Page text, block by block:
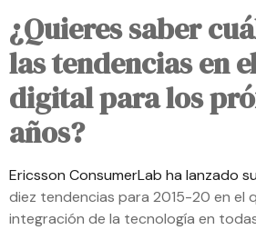
¿Quieres saber
las tendencias en
digital para los
años?
Ericsson ConsumerLab ha lanzado
diez tendencias para 2015-20 en el
integración de la tecnología en